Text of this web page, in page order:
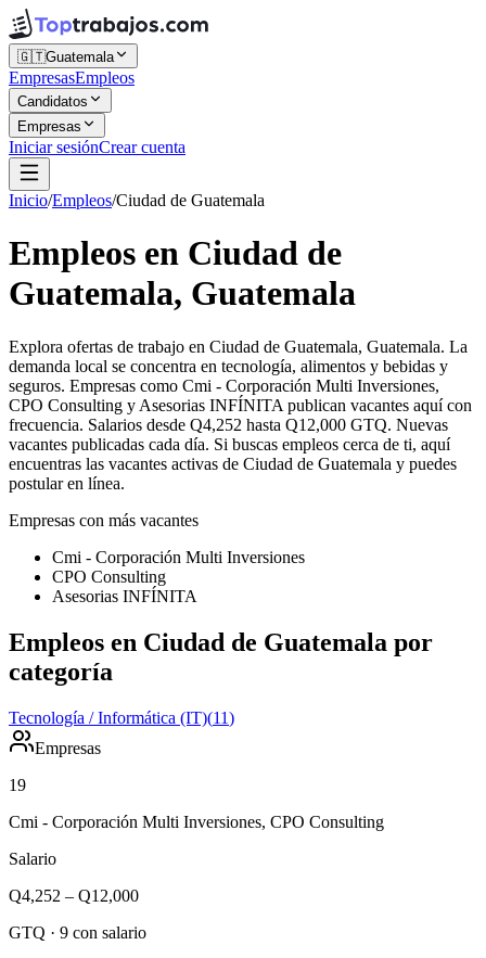
🇬🇹Guatemala
EmpresasEmpleos
Candidatos
Empresas
Iniciar sesiónCrear cuenta
Inicio/Empleos/Ciudad de Guatemala
Empleos en Ciudad de
Guatemala, Guatemala
Explora ofertas de trabajo en Ciudad de Guatemala, Guatemala. La
demanda local se concentra en tecnología, alimentos y bebidas y
seguros. Empresas como Cmi - Corporación Multi Inversiones,
CPO Consulting y Asesorias INFÍNITA publican vacantes aquí con
frecuencia. Salarios desde Q4,252 hasta Q12,000 GTQ. Nuevas
vacantes publicadas cada día. Si buscas empleos cerca de ti, aquí
encuentras las vacantes activas de Ciudad de Guatemala y puedes
postular en línea.
Empresas con más vacantes
Cmi - Corporación Multi Inversiones
CPO Consulting
Asesorias INFÍNITA
Empleos en Ciudad de Guatemala por
categoría
Tecnología / Informática (IT)(11)
Empresas
19
Cmi - Corporación Multi Inversiones, CPO Consulting
Salario
Q4,252 – Q12,000
GTQ · 9 con salario